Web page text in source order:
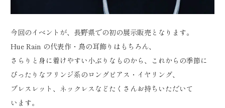
今回のイベントが、長野県での初の展示販売となります。
Hue Rain の代表作・鳥の耳飾りはもちろん、
さらりと身に着けやすい小ぶりなものから、これからの季節に
ぴったりなフリンジ系のロングピアス・イヤリング、
ブレスレット、ネックレスなどたくさんお持ちいただいて
います。